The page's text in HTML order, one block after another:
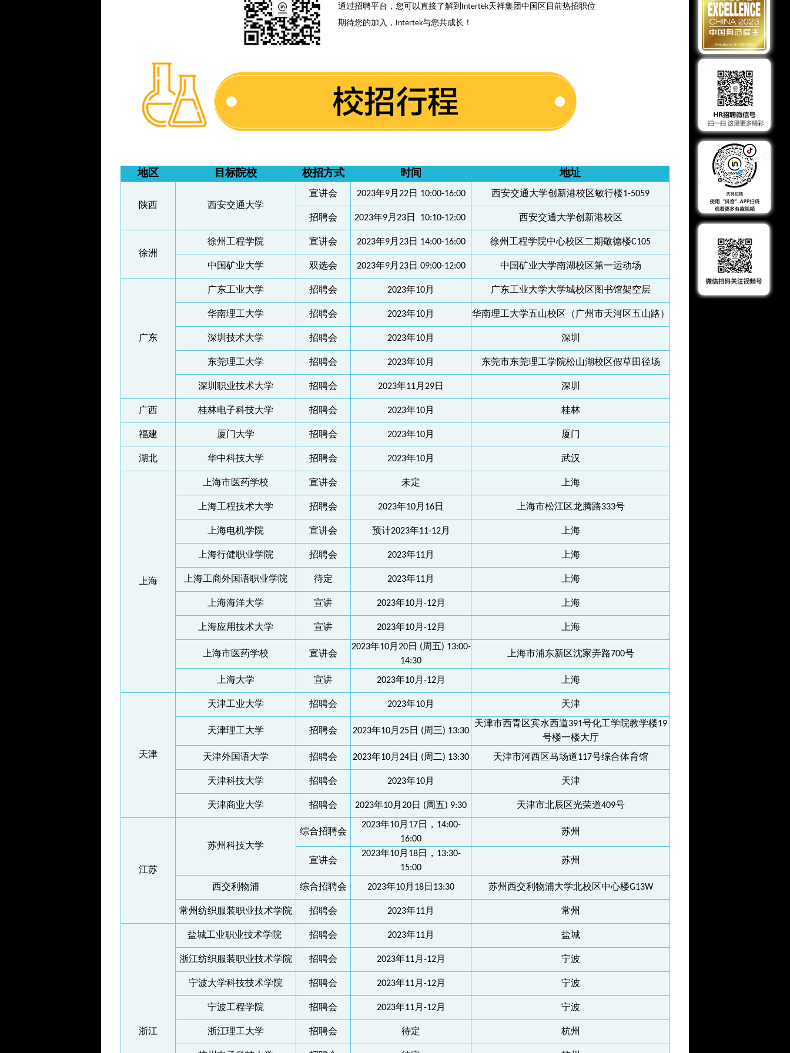
通过招聘平台，您可以直接了解到Intertek天祥集团中国区目前热招职位
期待您的加入，Intertek与您共成长！
地区 目标院校 校招方式 时间 地址
陕西 西安交通大学
宣讲会 2023年9月22日 10:00-16:00 西安交通大学创新港校区敏行楼1-5059
招聘会 2023年9月23日 10:10-12:00 西安交通大学创新港校区
徐洲
徐州工程学院 宣讲会 2023年9月23日 14:00-16:00 徐州工程学院中心校区二期敬德楼C105
中国矿业大学 双选会 2023年9月23日 09:00-12:00 中国矿业大学南湖校区第一运动场
广东
广东工业大学 招聘会 2023年10月 广东工业大学大学城校区图书馆架空层
华南理工大学 招聘会 2023年10月 华南理工大学五山校区（广州市天河区五山路）
深圳技术大学 招聘会 2023年10月 深圳
东莞理工大学 招聘会 2023年10月 东莞市东莞理工学院松山湖校区假草田径场
深圳职业技术大学 招聘会 2023年11月29日 深圳
广西 桂林电子科技大学 招聘会 2023年10月 桂林
福建 厦门大学 招聘会 2023年10月 厦门
湖北 华中科技大学 招聘会 2023年10月 武汉
上海
上海市医药学校 宣讲会 未定 上海
上海工程技术大学 招聘会 2023年10月16日 上海市松江区龙腾路333号
上海电机学院 宣讲会 预计2023年11-12月 上海
上海行健职业学院 招聘会 2023年11月 上海
上海工商外国语职业学院 待定 2023年11月 上海
上海海洋大学 宣讲 2023年10月-12月 上海
上海应用技术大学 宣讲 2023年10月-12月 上海
上海市医药学校 宣讲会
2023年10月20日 (周五) 13:00-
14:30
上海市浦东新区沈家弄路700号
上海大学 宣讲 2023年10月-12月 上海
天津
天津工业大学 招聘会 2023年10月 天津
天津理工大学 招聘会 2023年10月25日 (周三) 13:30
天津市西青区宾水西道391号化工学院教学楼19
号楼一楼大厅
天津外国语大学 招聘会 2023年10月24日 (周二) 13:30 天津市河西区马场道117号综合体育馆
天津科技大学 招聘会 2023年10月 天津
天津商业大学 招聘会 2023年10月20日 (周五) 9:30 天津市北辰区光荣道409号
江苏
苏州科技大学
综合招聘会
2023年10月17日，14:00-
16:00
苏州
宣讲会
2023年10月18日，13:30-
15:00
苏州
西交利物浦 综合招聘会 2023年10月18日13:30 苏州西交利物浦大学北校区中心楼G13W
常州纺织服装职业技术学院 招聘会 2023年11月 常州
浙江
盐城工业职业技术学院 招聘会 2023年11月 盐城
浙江纺织服装职业技术学院 招聘会 2023年11月-12月 宁波
宁波大学科技技术学院 招聘会 2023年11月-12月 宁波
宁波工程学院 招聘会 2023年11月-12月 宁波
浙江理工大学 招聘会 待定 杭州